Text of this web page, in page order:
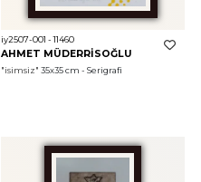
iy2507-001 - 11460
AHMET MÜDERRİSOĞLU
"isimsiz"